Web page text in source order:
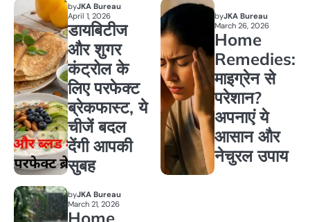
byJKA Bureau
April 1, 2026
डायबिटीज
और शुगर
कंट्रोल के
लिए परफेक्ट
ब्रेकफास्ट, ये
चीजें बदल
देंगी आपकी
सुबह
byJKA Bureau
March 26, 2026
Home
Remedies:
माइग्रेन से
परेशान?
अपनाएं ये
आसान और
नेचुरल उपाय
byJKA Bureau
March 21, 2026
Home